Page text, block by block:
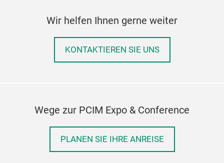
Wir helfen Ihnen gerne weiter
KONTAKTIEREN SIE UNS
Wege zur PCIM Expo & Conference
PLANEN SIE IHRE ANREISE